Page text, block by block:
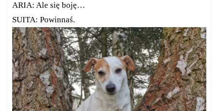
ARIA: Ale się boję…
SUITA: Powinnaś.